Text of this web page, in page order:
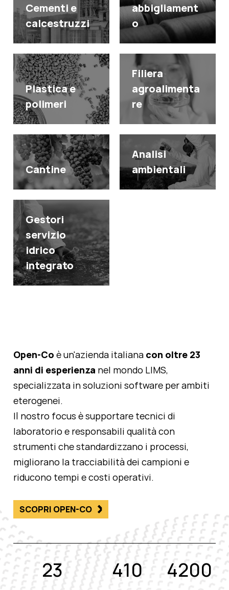
Cementi e
calcestruzzi
abbigliament
o
Plastica e
polimeri
Filiera
agroalimenta
re
Cantine
Analisi
ambientali
Gestori
servizio
idrico
integrato
Open‑Co è un'azienda italiana con oltre 23
anni di esperienza nel mondo LIMS,
specializzata in soluzioni software per ambiti
eterogenei.
Il nostro focus è supportare tecnici di
laboratorio e responsabili qualità con
strumenti che standardizzano i processi,
migliorano la tracciabilità dei campioni e
riducono tempi e costi operativi.
SCOPRI OPEN-CO
23 410 4200